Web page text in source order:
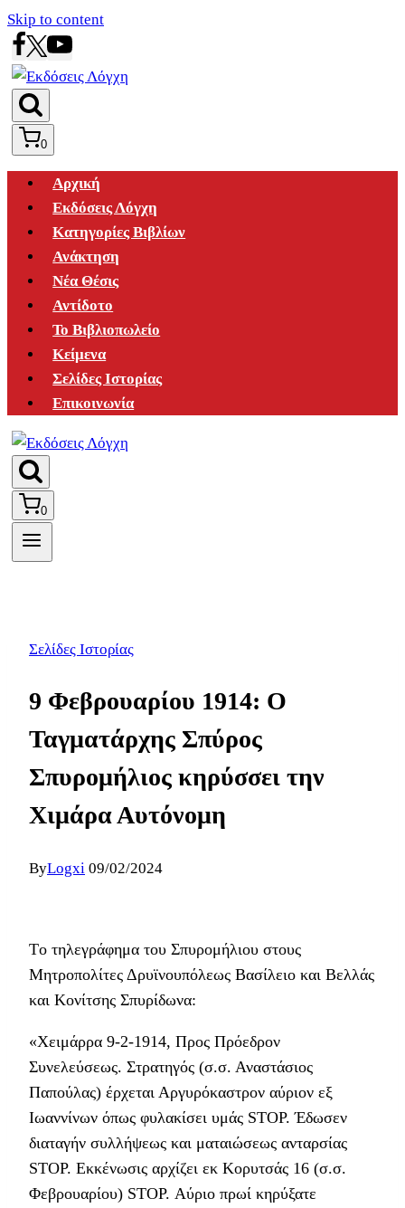
Skip to content
0
Αρχική
Εκδόσεις Λόγχη
Κατηγορίες Βιβλίων
Ανάκτηση
Νέα Θέσις
Αντίδοτο
Το Βιβλιοπωλείο
Κείμενα
Σελίδες Ιστορίας
Επικοινωνία
0
Σελίδες Ιστορίας
9 Φεβρουαρίου 1914: Ο
Ταγματάρχης Σπύρος
Σπυρομήλιος κηρύσσει την
Χιμάρα Αυτόνομη
ByLogxi 09/02/2024
Tο τηλεγράφημα του Σπυρομήλιου στους
Μητροπολίτες Δρυϊνουπόλεως Βασίλειο και Βελλάς
και Κονίτσης Σπυρίδωνα:
«Χειμάρρα 9-2-1914, Προς Πρόεδρον
Συνελεύσεως. Στρατηγός (σ.σ. Αναστάσιος
Παπούλας) έρχεται Αργυρόκαστρον αύριον εξ
Ιωαννίνων όπως φυλακίσει υμάς STOP. Έδωσεν
διαταγήν συλλήψεως και ματαιώσεως ανταρσίας
STOP. Εκκένωσις αρχίζει εκ Κορυτσάς 16 (σ.σ.
Φεβρουαρίου) STOP. Αύριο πρωί κηρύξατε